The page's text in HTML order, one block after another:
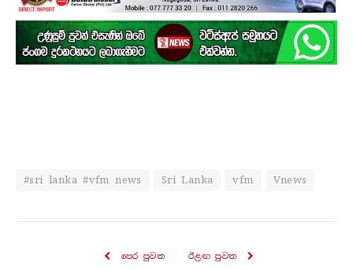
#sri lanka #vfm news Sri Lanka vfm Vnews
පෙර පුව​ත ඊළඟ පුව​ත